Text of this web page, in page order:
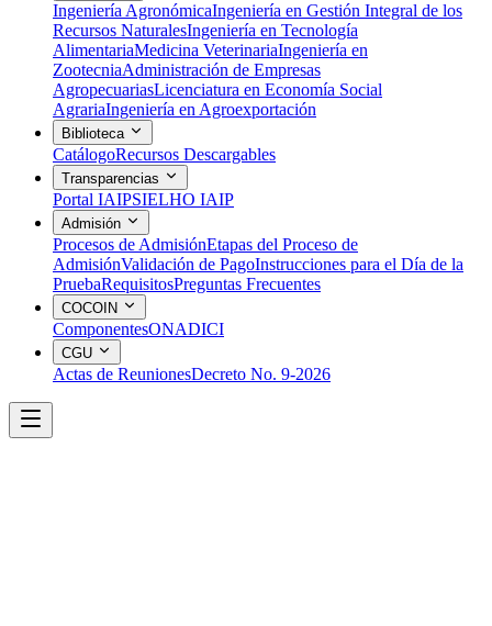
Ingeniería AgronómicaIngeniería en Gestión Integral de los
Recursos NaturalesIngeniería en Tecnología
AlimentariaMedicina VeterinariaIngeniería en
ZootecniaAdministración de Empresas
AgropecuariasLicenciatura en Economía Social
AgrariaIngeniería en Agroexportación
Biblioteca
CatálogoRecursos Descargables
Transparencias
Portal IAIPSIELHO IAIP
Admisión
Procesos de AdmisiónEtapas del Proceso de
AdmisiónValidación de PagoInstrucciones para el Día de la
PruebaRequisitosPreguntas Frecuentes
COCOIN
ComponentesONADICI
CGU
Actas de ReunionesDecreto No. 9-2026